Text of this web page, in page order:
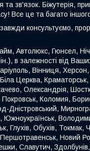
зв'язок. Біжутерія,
Все це та багато
консультуємо,
Автолюкс, Гюнсел,
в залежності від
Вінниця,
Церква,
Олександрія,
Коломия,
Дністровський,
Южноукраїнськ,
Обухів, Токмак,
Новий
Славутич,